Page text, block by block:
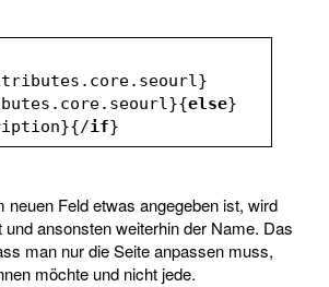
else}
if}
neuen Feld etwas angegeben ist, wird
ansonsten weiterhin der Name. Das
man nur die Seite anpassen muss,
möchte und nicht jede.